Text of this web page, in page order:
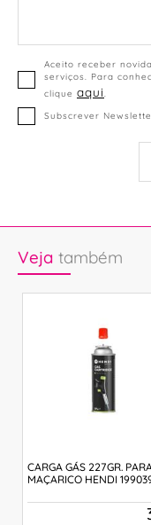
Aceito receber
serviços. Para
clique aqui.
Subscrever
Veja também
CARGA GÁS 227GR.
MAÇARICO HENDI